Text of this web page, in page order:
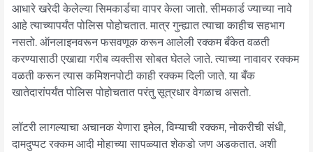
आधारे खरेदी केलेल्या सिमकार्डचा वापर केला जातो. सीमकार्ड ज्याच्या नावे
आहे त्याच्यापर्यंत पोलिस पोहोचतात. मात्र गुन्ह्यात त्याचा काहीच सहभाग
नसतो. ऑनलाइनवरून फसवणूक करून आलेली रक्कम बँकेत वळती
करण्यासाठी एखाद्या गरीब व्यक्तीस सोबत घेतले जाते. त्याच्या नावावर रक्कम
वळती करून त्यास कमिशनपोटी काही रक्कम दिली जाते. या बँक
खातेदारांपर्यंत पोलिस पोहोचतात परंतु सूत्रधार वेगळाच असतो.
लॉटरी लागल्याचा अचानक येणारा इमेल, विम्याची रक्कम, नोकरीची संधी,
दामदुप्पट रक्कम आदी मोहाच्या सापळ्यात शेकडो जण अडकतात. अशी